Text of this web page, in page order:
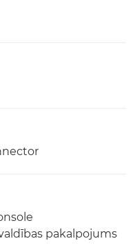
pakalpojums